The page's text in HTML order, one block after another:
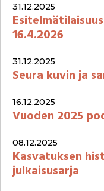
31.12.2025
16.4.2026
31.12.2025
Seura kuvin ja
16.12.2025
Vuoden 2025
08.12.2025
Kasvatuksen
julkaisusarja